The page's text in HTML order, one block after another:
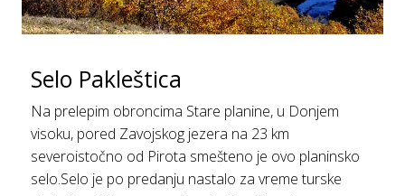
Selo Pakleštica
Na prelepim obroncima Stare planine, u Donjem
visoku, pored Zavojskog jezera na 23 km
severoistočno od Pirota smešteno je ovo planinsko
selo.Selo je po predanju nastаlo za vreme turske